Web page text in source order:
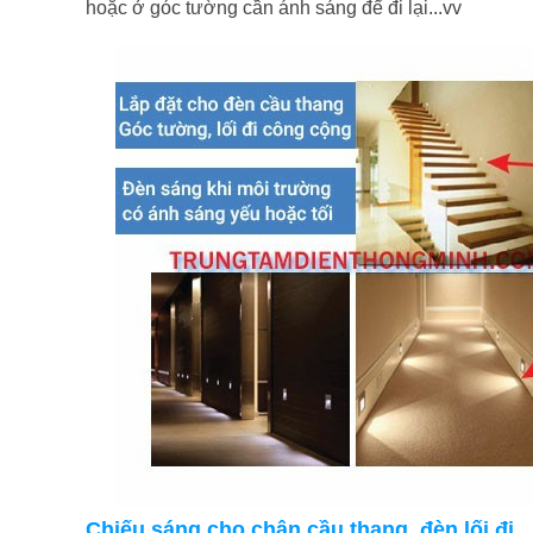
hoặc ở góc tường cần ánh sáng để đi lại...vv